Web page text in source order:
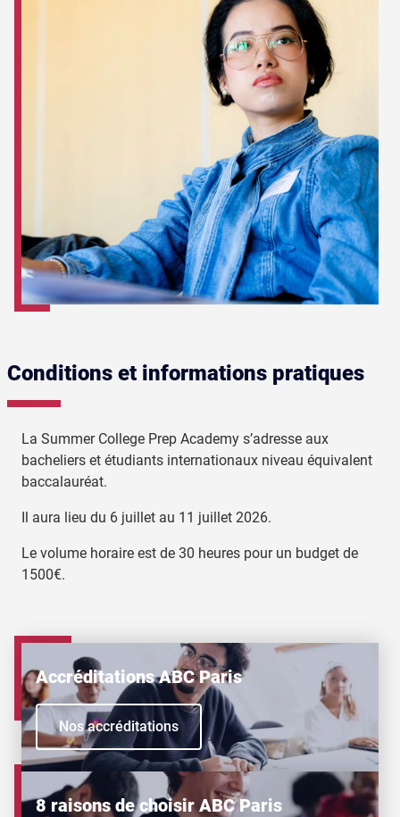
Conditions et informations pratiques
La Summer College Prep Academy s’adresse aux
bacheliers et étudiants internationaux niveau équivalent
baccalauréat.
Il aura lieu du 6 juillet au 11 juillet 2026.
Le volume horaire est de 30 heures pour un budget de
1500€.
Accréditations ABC Paris
Nos accréditations
8 raisons de choisir ABC Paris